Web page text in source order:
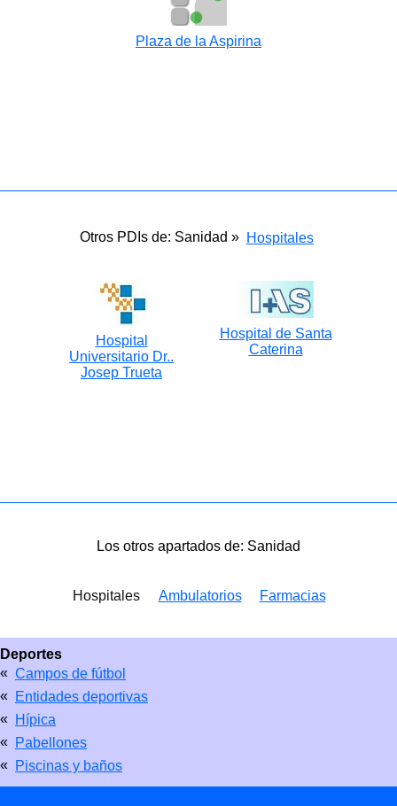
Plaza de la Aspirina
Otros PDIs de: Sanidad » Hospitales
Hospital
Universitario Dr..
Josep Trueta
Hospital de Santa
Caterina
Los otros apartados de: Sanidad
Hospitales Ambulatorios Farmacias
Deportes
« Campos de fútbol
« Entidades deportivas
« Hípica
« Pabellones
« Piscinas y baños